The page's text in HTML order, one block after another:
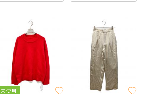
未使用